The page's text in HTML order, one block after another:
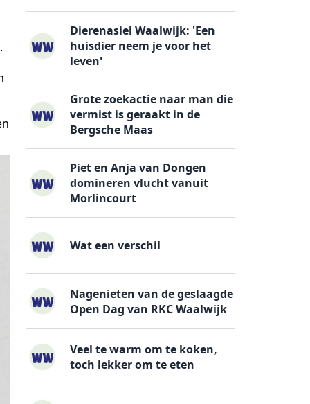
Dierenasiel Waalwijk: 'Een
huisdier neem je voor het
leven'
Grote zoekactie naar man die
vermist is geraakt in de
Bergsche Maas
Piet en Anja van Dongen
domineren vlucht vanuit
Morlincourt
Wat een verschil
Nagenieten van de geslaagde
Open Dag van RKC Waalwijk
Veel te warm om te koken,
toch lekker om te eten